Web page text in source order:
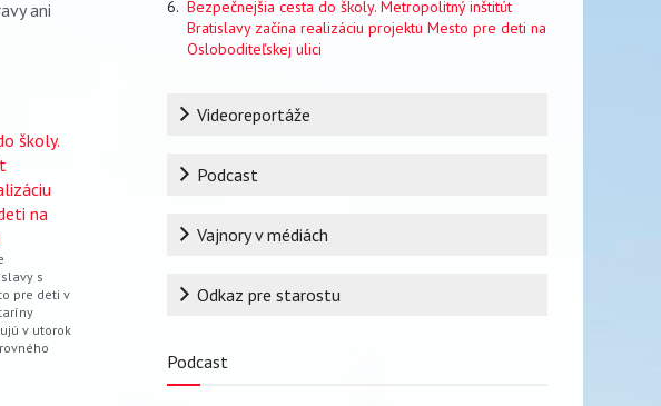
ani
školy.
na
s
pre deti v
v utorok
Bezpečnejšia cesta do školy. Metropolitný inštitút
Bratislavy začína realizáciu projektu Mesto pre deti na
Osloboditeľskej ulici
RubrikaVideoreportáže
Podcast
Vajnory v médiách
Odkaz pre starostu
Podcast